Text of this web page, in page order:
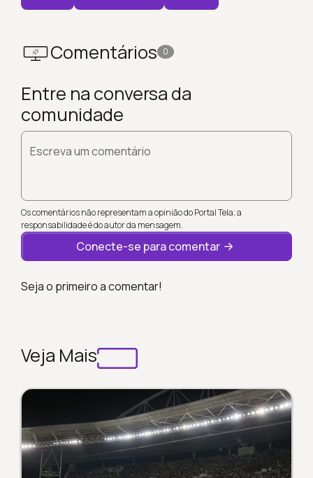
Comentários 0
Entre na conversa da
comunidade
Escreva um comentário
Os comentários não representam a opinião do Portal Tela; a
responsabilidade é do autor da mensagem.
Conecte-se para comentar
Seja o primeiro a comentar!
Veja Mais